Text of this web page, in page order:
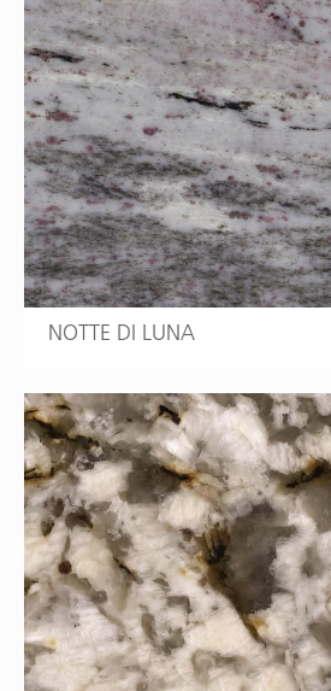
NOTTE DI LUNA